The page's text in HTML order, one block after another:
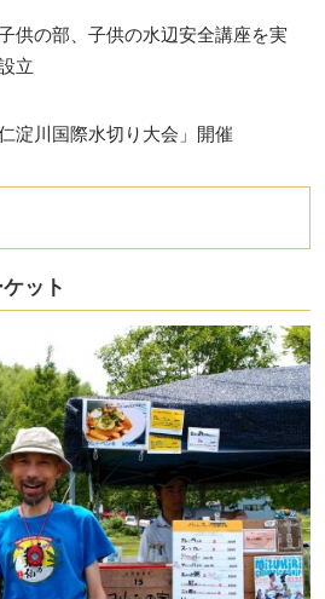
供の部、子供の水辺安全講座を実
立
淀川国際水切り大会」開催
ット